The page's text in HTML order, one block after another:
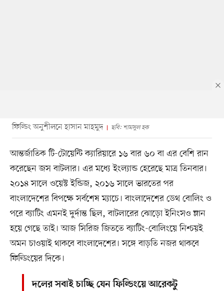
ফিল্ডিং অনুশীলনে হাসান মাহমুদ ছবি: শামসুল হক
আন্তর্জাতিক টি-টোয়েন্টি ক্যারিয়ারে ১৬ বার ৬০ বা এর বেশি রান
করেছেন জস বাটলার। এর মধ্যে ইংল্যান্ড হেরেছে মাত্র তিনবার।
২০১৪ সালে ওয়েস্ট ইন্ডিজ, ২০১৬ সালে ভারতের পর
বাংলাদেশের বিপক্ষে সর্বশেষ ম্যাচে। বাংলাদেশের ডেথ বোলিং ও
পরে ব্যাটিং এমনই দুর্দান্ত ছিল, বাটলারের ঝোড়ো ইনিংসও ম্লান
হয়ে গেছে তাই। আজ সিরিজ জিততে ব্যাটিং-বোলিংয়ে নিশ্চয়ই
অমন চাওয়াই থাকবে বাংলাদেশের। সঙ্গে বাড়তি নজর থাকবে
ফিল্ডিংয়ের দিকে।
দলের সবাই চাচ্ছি যেন ফিল্ডিংয়ে আরেকটু